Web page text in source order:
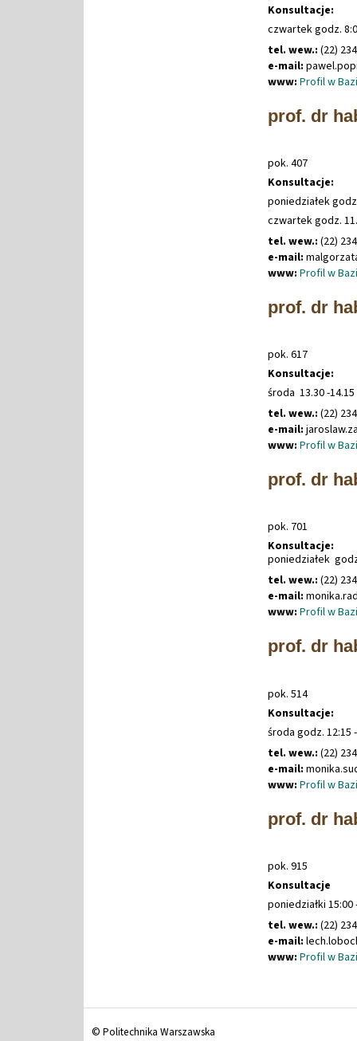
Konsultacje:
czwartek godz.
tel. wew.: (22)
e-mail: pawel.
www: Profil w
prof. dr
pok. 407
Konsultacje:
poniedziałek
czwartek godz.
tel. wew.: (22)
e-mail:
www: Profil w
prof. dr
pok. 617
Konsultacje:
środa 13.30 -
tel. wew.: (22)
e-mail: jaroslaw.
www: Profil w
prof. dr
pok. 701
Konsultacje:
poniedziałek
tel. wew.: (22)
e-mail: monika.
www: Profil w
prof. dr
pok. 514
Konsultacje:
środa godz. 12:15
tel. wew.: (22)
e-mail: monika.
www: Profil w
prof. dr
pok. 915
Konsultacje
poniedziałki 15:00
tel. wew.: (22)
e-mail: lech.
www: Profil w
© Politechnika Warszawska